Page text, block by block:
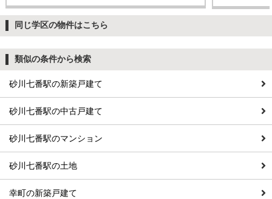
同じ学区の物件はこちら
類似の条件から検索
砂川七番駅の新築戸建て
砂川七番駅の中古戸建て
砂川七番駅のマンション
砂川七番駅の土地
幸町の新築戸建て